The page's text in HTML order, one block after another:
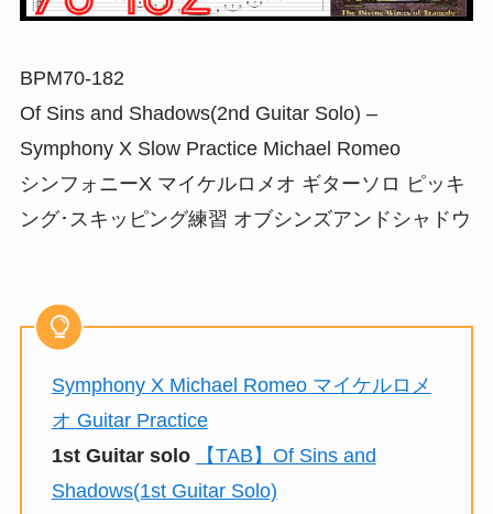
BPM70-182
Of Sins and Shadows(2nd Guitar Solo) –
Symphony X Slow Practice Michael Romeo
シンフォニーX マイケルロメオ ギターソロ ピッキ
ング･スキッピング練習 オブシンズアンドシャドウ
Symphony X Michael Romeo マイケルロメ
オ Guitar Practice
1st Guitar solo
【TAB】Of Sins and
Shadows(1st Guitar Solo)